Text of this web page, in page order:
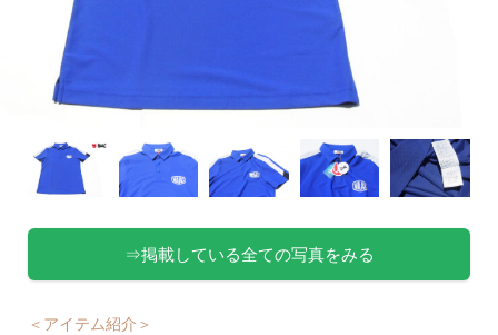
⇒掲載している全ての写真をみる
＜アイテム紹介＞